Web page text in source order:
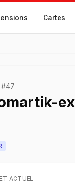
Cartes
#47
ex
ACTUEL